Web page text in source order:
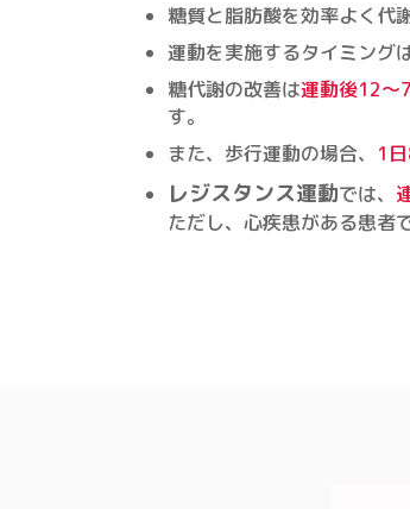
糖質と脂肪酸を効率よく代
運動を実施するタイミング
糖代謝の改善は運動後12～
す。
また、歩行運動の場合、 1
レジスタンス運動では、
ただし、心疾患がある患者